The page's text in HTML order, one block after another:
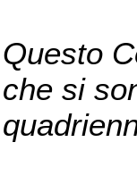
Questo
che si